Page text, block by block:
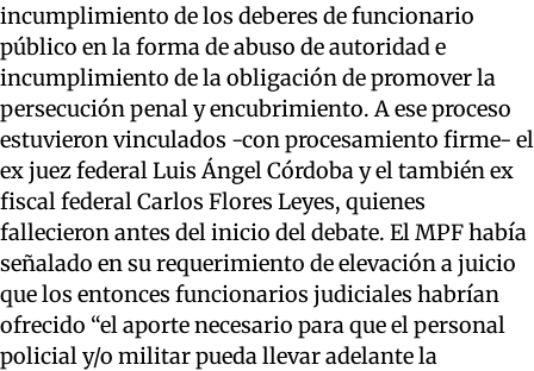
incumplimiento de los deberes de funcionario
público en la forma de abuso de autoridad e
incumplimiento de la obligación de promover la
persecución penal y encubrimiento. A ese proceso
estuvieron vinculados -con procesamiento firme- el
ex juez federal Luis Ángel Córdoba y el también ex
fiscal federal Carlos Flores Leyes, quienes
fallecieron antes del inicio del debate. El MPF había
señalado en su requerimiento de elevación a juicio
que los entonces funcionarios judiciales habrían
ofrecido “el aporte necesario para que el personal
policial y/o militar pueda llevar adelante la